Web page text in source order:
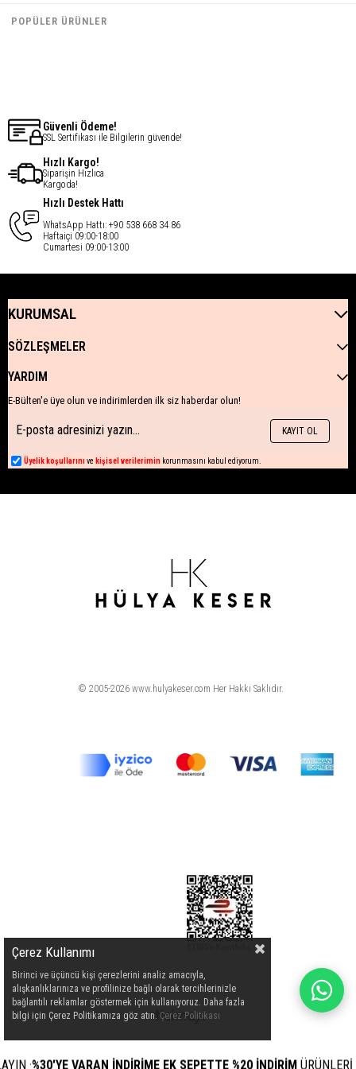
·%30'YE VARAN İNDİRİME EK SEPETTE %20 İNDİRİM ÜRÜNLERİ
Güvenli Ödeme!
SSL Sertifikası ile Bilgilerin güvende!
Hızlı Kargo!
Siparişin Hızlıca
Kargoda!
Hızlı Destek Hattı
WhatsApp Hattı: +90 538 668 34 86
Haftaiçi 09:00-18:00
Cumartesi 09:00-13:00
KURUMSAL
SÖZLEŞMELER
YARDIM
E-Bülten'e üye olun ve indirimlerden ilk siz haberdar olun!
KAYIT OL
Üyelik koşullarını ve kişisel verilerimin korunmasını kabul ediyorum.
© 2005-2026 www.hulyakeser.com Her Hakkı Saklıdır.
Çerez Kullanımı
Birinci ve üçüncü kişi çerezlerini analiz amacıyla,
alışkanlıklarınıza ve profilinize bağlı olarak tercihlerinizle
bağlantılı reklamlar göstermek için kullanıyoruz. Daha fazla
bilgi için Çerez Politikamıza göz atın. Çerez Politikası
POPÜLER ÜRÜNLER